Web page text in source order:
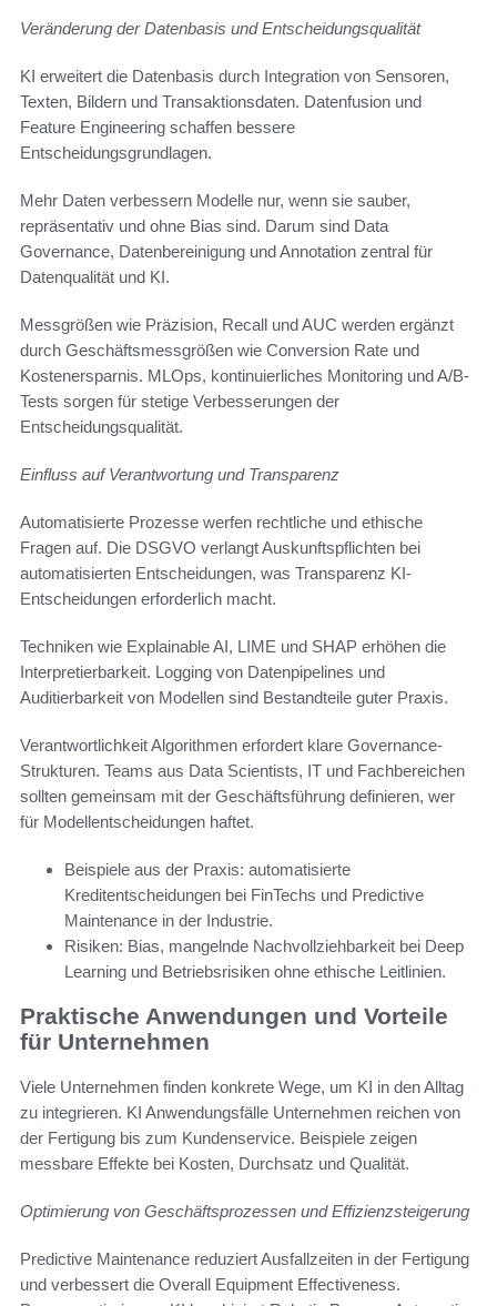
Veränderung der Datenbasis und Entscheidungsqualität
KI erweitert die Datenbasis durch Integration von Sensoren,
Texten, Bildern und Transaktionsdaten. Datenfusion und
Feature Engineering schaffen bessere
Entscheidungsgrundlagen.
Mehr Daten verbessern Modelle nur, wenn sie sauber,
repräsentativ und ohne Bias sind. Darum sind Data
Governance, Datenbereinigung und Annotation zentral für
Datenqualität und KI.
Messgrößen wie Präzision, Recall und AUC werden ergänzt
durch Geschäftsmessgrößen wie Conversion Rate und
Kostenersparnis. MLOps, kontinuierliches Monitoring und A/B-
Tests sorgen für stetige Verbesserungen der
Entscheidungsqualität.
Einfluss auf Verantwortung und Transparenz
Automatisierte Prozesse werfen rechtliche und ethische
Fragen auf. Die DSGVO verlangt Auskunftspflichten bei
automatisierten Entscheidungen, was Transparenz KI-
Entscheidungen erforderlich macht.
Techniken wie Explainable AI, LIME und SHAP erhöhen die
Interpretierbarkeit. Logging von Datenpipelines und
Auditierbarkeit von Modellen sind Bestandteile guter Praxis.
Verantwortlichkeit Algorithmen erfordert klare Governance-
Strukturen. Teams aus Data Scientists, IT und Fachbereichen
sollten gemeinsam mit der Geschäftsführung definieren, wer
für Modellentscheidungen haftet.
Beispiele aus der Praxis: automatisierte
Kreditentscheidungen bei FinTechs und Predictive
Maintenance in der Industrie.
Risiken: Bias, mangelnde Nachvollziehbarkeit bei Deep
Learning und Betriebsrisiken ohne ethische Leitlinien.
Praktische Anwendungen und Vorteile
für Unternehmen
Viele Unternehmen finden konkrete Wege, um KI in den Alltag
zu integrieren. KI Anwendungsfälle Unternehmen reichen von
der Fertigung bis zum Kundenservice. Beispiele zeigen
messbare Effekte bei Kosten, Durchsatz und Qualität.
Optimierung von Geschäftsprozessen und Effizienzsteigerung
Predictive Maintenance reduziert Ausfallzeiten in der Fertigung
und verbessert die Overall Equipment Effectiveness.